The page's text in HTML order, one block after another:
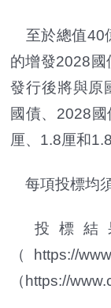
至於總值40
的增發2028國
發行後將與原
國債、2028
厘、1.8厘和
每項投標均
投標結
（https://
（https://